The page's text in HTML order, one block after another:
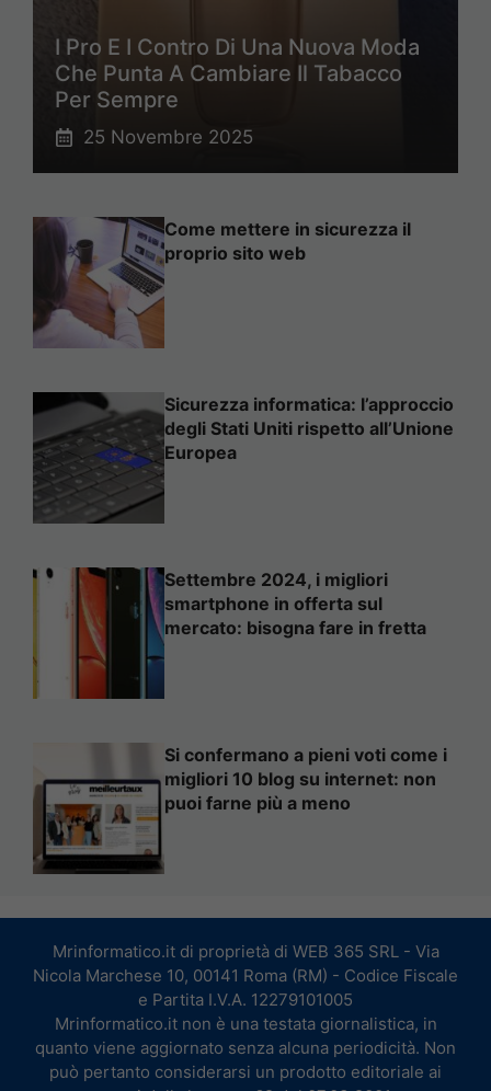
I Pro E I Contro Di Una Nuova Moda
Che Punta A Cambiare Il Tabacco
Per Sempre
25 Novembre 2025
Come mettere in sicurezza il
proprio sito web
Sicurezza informatica: l’approccio
degli Stati Uniti rispetto all’Unione
Europea
Settembre 2024, i migliori
smartphone in offerta sul
mercato: bisogna fare in fretta
Si confermano a pieni voti come i
migliori 10 blog su internet: non
puoi farne più a meno
Mrinformatico.it di proprietà di WEB 365 SRL - Via
Nicola Marchese 10, 00141 Roma (RM) - Codice Fiscale
e Partita I.V.A. 12279101005
Mrinformatico.it non è una testata giornalistica, in
quanto viene aggiornato senza alcuna periodicità. Non
può pertanto considerarsi un prodotto editoriale ai